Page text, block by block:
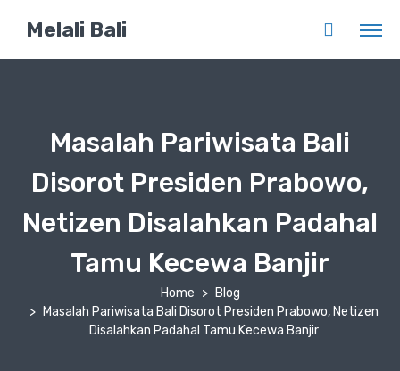
Melali Bali
Masalah Pariwisata Bali
Disorot Presiden Prabowo,
Netizen Disalahkan Padahal
Tamu Kecewa Banjir
Home
Blog
Masalah Pariwisata Bali Disorot Presiden Prabowo, Netizen
Disalahkan Padahal Tamu Kecewa Banjir